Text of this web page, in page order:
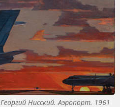
Георгий Нисский. Аэропорт. 1961